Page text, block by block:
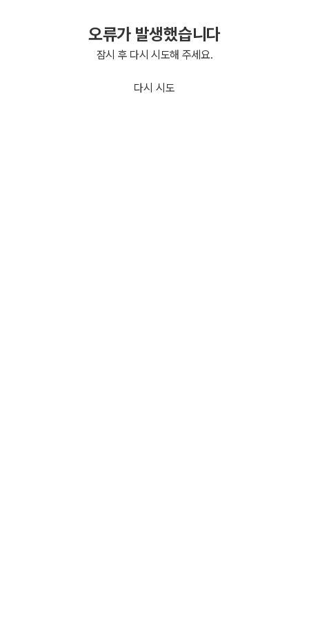
오류가 발생했습니다
잠시 후 다시 시도해 주세요.
다시 시도